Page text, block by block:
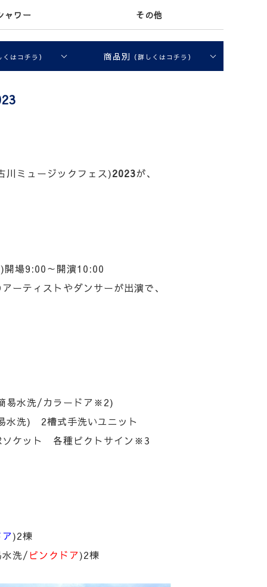
ャワー その他
くはコチラ） 商品別 （詳しくはコチラ）
川ミュージックフェス)2023が、
開場9:00～開演10:00
ーティストやダンサーが出演で、
易水洗/カラードア※2)
) 2槽式手洗いユニット
ケット 各種ピクトサイン※3
)2棟
水洗/ ピンクドア)2棟